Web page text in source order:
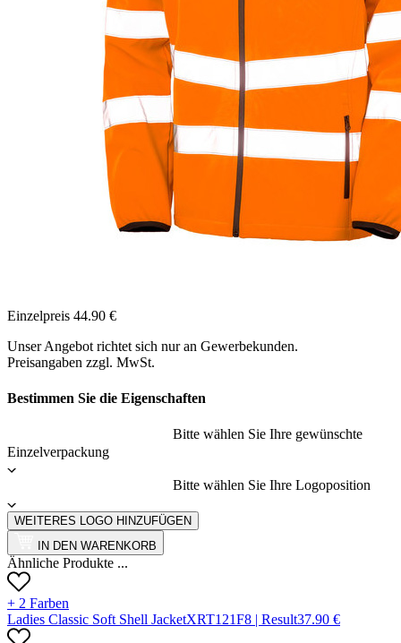
Einzelpreis 44.90 €
Unser Angebot richtet sich nur an Gewerbekunden.
Preisangaben zzgl. MwSt.
Bestimmen Sie die Eigenschaften
Bitte wählen Sie Ihre gewünschte
Einzelverpackung
Bitte wählen Sie Ihre Logoposition
WEITERES LOGO HINZUFÜGEN
IN DEN WARENKORB
Ähnliche Produkte ...
+ 2 Farben
Ladies Classic Soft Shell JacketXRT121F8 | Result37.90 €